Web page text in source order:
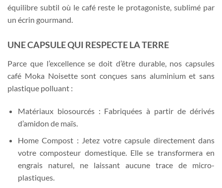
équilibre subtil où le café reste le protagoniste, sublimé par
un écrin gourmand.
UNE CAPSULE QUI RESPECTE LA TERRE
Parce que l’excellence se doit d’être durable, nos capsules
café Moka Noisette sont conçues sans aluminium et sans
plastique polluant :
Matériaux biosourcés : Fabriquées à partir de dérivés
d’amidon de maïs.
Home Compost : Jetez votre capsule directement dans
votre composteur domestique. Elle se transformera en
engrais naturel, ne laissant aucune trace de micro-
plastiques.